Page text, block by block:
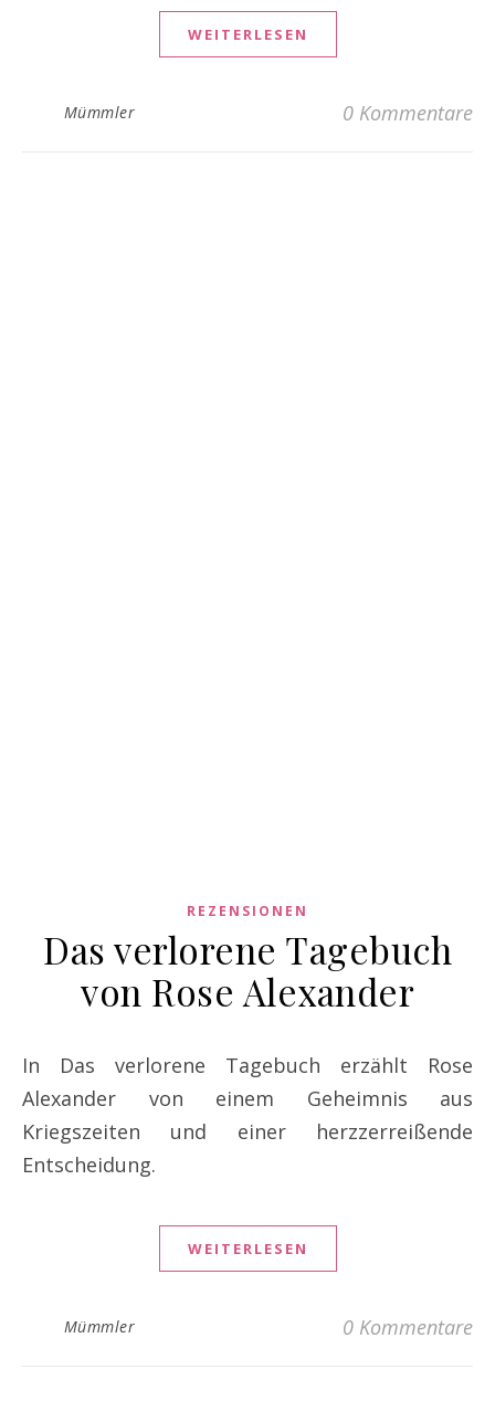
WEITERLESEN
Mümmler 0 Kommentare
REZENSIONEN
Das verlorene Tagebuch
von Rose Alexander
In Das verlorene Tagebuch erzählt Rose
Alexander von einem Geheimnis aus
Kriegszeiten und einer herzzerreißende
Entscheidung.
WEITERLESEN
Mümmler 0 Kommentare